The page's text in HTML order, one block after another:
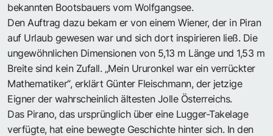
bekannten Bootsbauers vom Wolfgangsee.
Den Auftrag dazu bekam er von einem Wiener, der in Piran
auf Urlaub gewesen war und sich dort inspirieren ließ. Die
ungewöhnlichen Dimensionen von 5,13 m Länge und 1,53 m
Breite sind kein Zufall. „Mein Ururonkel war ein verrückter
Mathematiker“, erklärt Günter Fleischmann, der jetzige
Eigner der wahrscheinlich ältesten Jolle Österreichs.
Das Pirano, das ursprünglich über eine Lugger-Takelage
verfügte, hat eine bewegte Geschichte hinter sich. In den